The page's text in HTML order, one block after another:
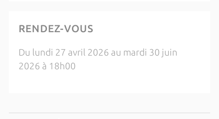
RENDEZ-VOUS
Du lundi 27 avril 2026 au mardi 30 juin
2026 à 18h00